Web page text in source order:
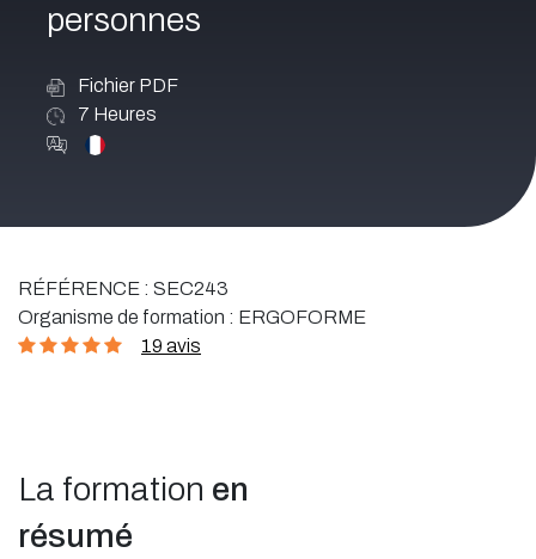
personnes
Fichier PDF
7 Heures
RÉFÉRENCE : SEC243
Organisme de formation : ERGOFORME
19 avis
La formation en
résumé